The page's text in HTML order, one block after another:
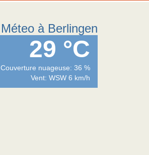
Méteo à Berlingen
29 °C
Couverture nuageuse: 36 %
Vent: WSW 6 km/h